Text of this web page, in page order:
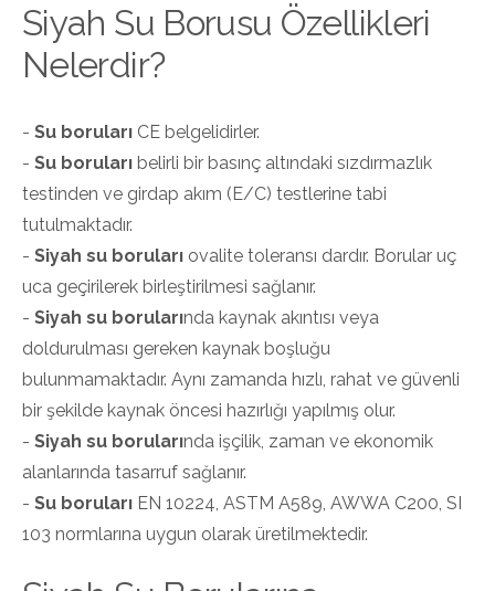
Siyah Su Borusu Özellikleri
Nelerdir?
- Su boruları CE belgelidirler.
- Su boruları belirli bir basınç altındaki sızdırmazlık
testinden ve girdap akım (E/C) testlerine tabi
tutulmaktadır.
- Siyah su boruları ovalite toleransı dardır. Borular uç
uca geçirilerek birleştirilmesi sağlanır.
- Siyah su borularında kaynak akıntısı veya
doldurulması gereken kaynak boşluğu
bulunmamaktadır. Aynı zamanda hızlı, rahat ve güvenli
bir şekilde kaynak öncesi hazırlığı yapılmış olur.
- Siyah su borularında işçilik, zaman ve ekonomik
alanlarında tasarruf sağlanır.
- Su boruları EN 10224, ASTM A589, AWWA C200, SI
103 normlarına uygun olarak üretilmektedir.